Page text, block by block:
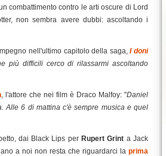
combattimento contro le arti oscure di Lord
non sembra avere dubbi: ascoltando i
nell'ultimo capitolo della saga,I doni
più difficili cerco di rilassarmi ascoltando
, l'attore che nei film è Draco Malfoy: "Daniel
Alle 6 di mattina c'è sempre musica e quel
dai Black Lips per Rupert Grint a Jack
a noi non resta che riguardarci la prima